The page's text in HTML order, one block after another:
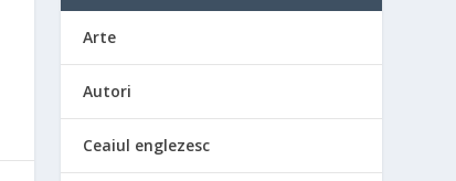
Arte
Autori
Ceaiul englezesc